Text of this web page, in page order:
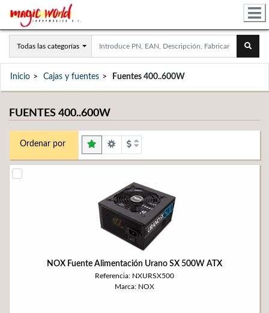
Todas las categorías
Inicio Cajas y fuentes Fuentes 400..600W
FUENTES 400..600W
Ordenar por
NOX Fuente Alimentación Urano SX 500W ATX
Referencia: NXURSX500
Marca: NOX